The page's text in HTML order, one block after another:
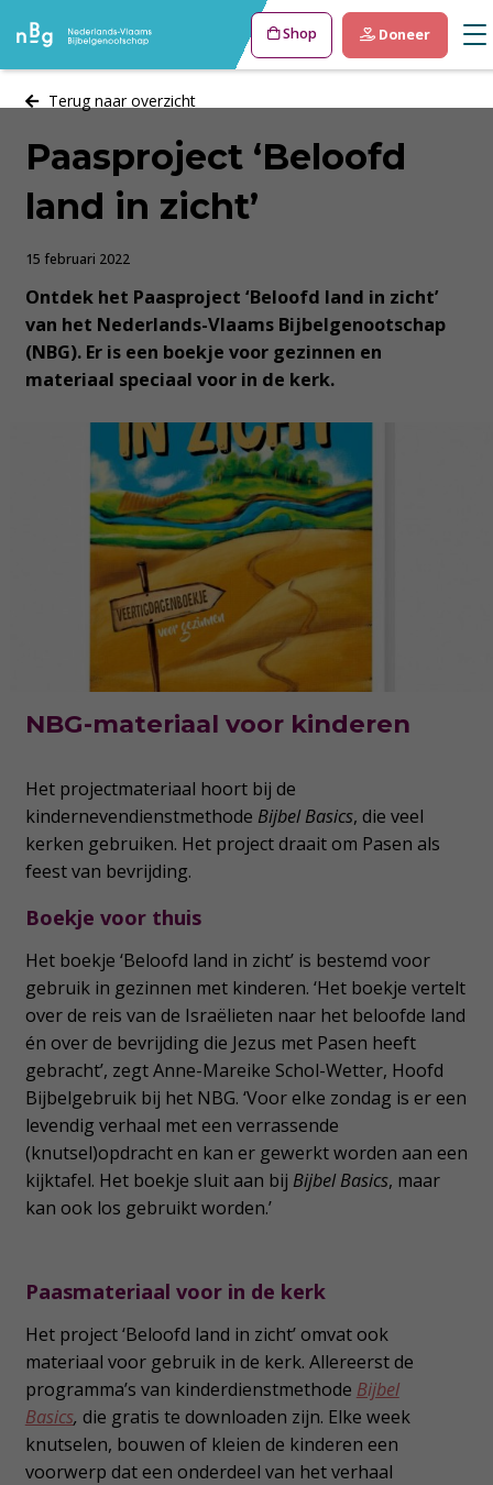
Shop Doneer
Terug naar overzicht
Paasproject ‘Beloofd
land in zicht’
15 februari 2022
Ontdek het Paasproject ‘Beloofd land in zicht’
van het Nederlands-Vlaams Bijbelgenootschap
(NBG). Er is een boekje voor gezinnen en
materiaal speciaal voor in de kerk.
NBG-materiaal voor kinderen
Het projectmateriaal hoort bij de
kindernevendienstmethode Bijbel Basics, die veel
kerken gebruiken. Het project draait om Pasen als
feest van bevrijding.
Boekje voor thuis
Het boekje ‘Beloofd land in zicht’ is bestemd voor
gebruik in gezinnen met kinderen. ‘Het boekje vertelt
over de reis van de Israëlieten naar het beloofde land
én over de bevrijding die Jezus met Pasen heeft
gebracht’, zegt Anne-Mareike Schol-Wetter, Hoofd
Bijbelgebruik bij het NBG. ‘Voor elke zondag is er een
levendig verhaal met een verrassende
(knutsel)opdracht en kan er gewerkt worden aan een
kijktafel. Het boekje sluit aan bij Bijbel Basics, maar
kan ook los gebruikt worden.’
Paasmateriaal voor in de kerk
Het project ‘Beloofd land in zicht’ omvat ook
materiaal voor gebruik in de kerk. Allereerst de
programma’s van kinderdienstmethode Bijbel
Basics, die gratis te downloaden zijn. Elke week
knutselen, bouwen of kleien de kinderen een
voorwerp dat een onderdeel van het verhaal